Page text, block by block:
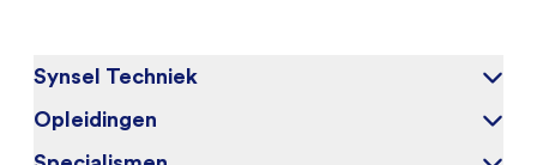
Synsel Techniek
Over ons
Onze kandidaten
Opleidingen